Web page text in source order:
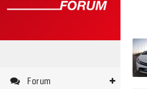
Forum